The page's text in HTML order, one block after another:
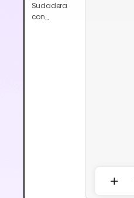
Sudadera
con